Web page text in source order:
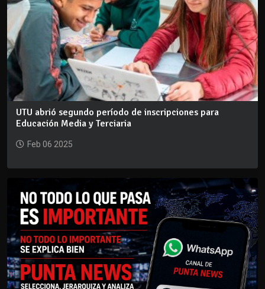
UTU abrió segundo período de inscripciones para
Educación Media y Terciaria
Feb 06 2025